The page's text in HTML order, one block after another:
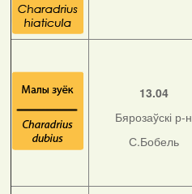
13.04
Бярозаўскі р-н
С.Бобель